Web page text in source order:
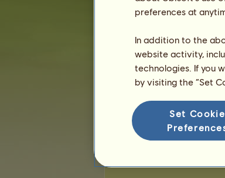
Ostatnia aktualizacja: 7 sierpnia
Zawody jeździectwa
Zwycięstwa w barrel
Zwycięstwa w
Brak wyników do
preferences at
In addition to the
website activity,
technologies. If you
by visiting the “Set
Set Cookie